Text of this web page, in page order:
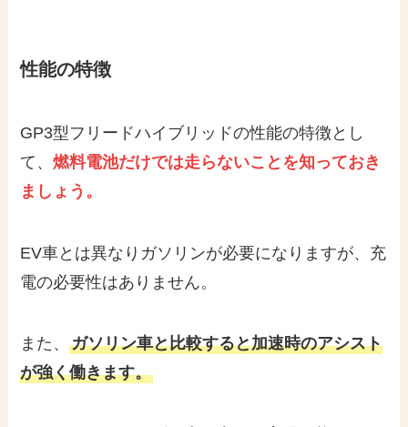
性能の特徴
GP3型フリードハイブリッドの性能の特徴とし
て、燃料電池だけでは走らないことを知っておき
ましょう。
EV車とは異なりガソリンが必要になりますが、充
電の必要性はありません。
また、ガソリン車と比較すると加速時のアシスト
が強く働きます。